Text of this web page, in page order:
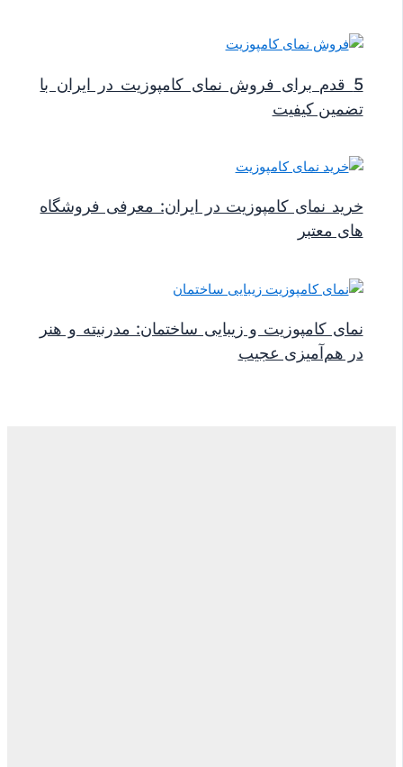
5 قدم برای فروش نمای کامپوزیت در ایران با
تضمین کیفیت
خرید نمای کامپوزیت در ایران: معرفی فروشگاه
های معتبر
نمای کامپوزیت و زیبایی ساختمان: مدرنیته و هنر
در هم‌آمیزی عجیب